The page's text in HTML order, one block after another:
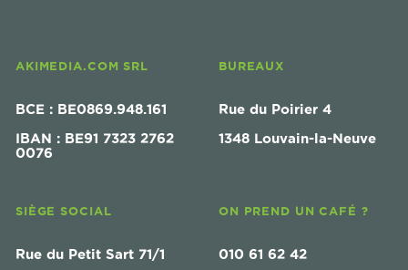
AKIMEDIA.COM SRL
BCE : BE0869.948.161
IBAN : BE91 7323 2762
0076
BUREAUX
Rue du Poirier 4
1348 Louvain-la-Neuve
SIÈGE SOCIAL
Rue du Petit Sart 71/1
ON PREND UN CAFÉ ?
010 61 62 42